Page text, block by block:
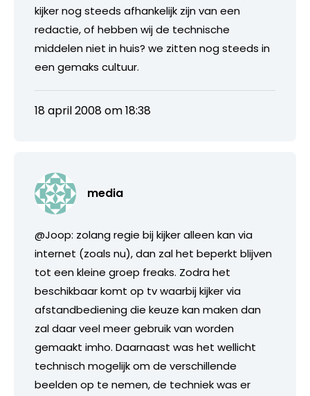
kijker nog steeds afhankelijk zijn van een
redactie, of hebben wij de technische
middelen niet in huis? we zitten nog steeds in
een gemaks cultuur.
18 april 2008 om 18:38
media
@Joop: zolang regie bij kijker alleen kan via
internet (zoals nu), dan zal het beperkt blijven
tot een kleine groep freaks. Zodra het
beschikbaar komt op tv waarbij kijker via
afstandbediening die keuze kan maken dan
zal daar veel meer gebruik van worden
gemaakt imho. Daarnaast was het wellicht
technisch mogelijk om de verschillende
beelden op te nemen, de techniek was er